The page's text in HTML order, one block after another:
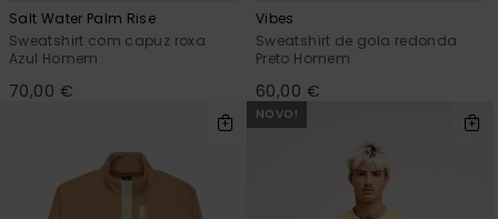
Salt Water Palm Rise
Sweatshirt com capuz roxa
Azul Homem
70,00 €
Vibes
Sweatshirt de gola redonda
Preto Homem
60,00 €
NOVO!